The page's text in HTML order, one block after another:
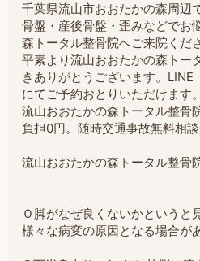
千葉県流山市おおたかの森周辺
骨盤・産後骨盤・歪みなどでお
森トータル整骨院へご来院くだ
平素より流山おおたかの森トー
きありがとうございます。
にてご予約おとりいただけます。
流山おおたかの森トータル整骨
負担0円。随時交通事故無料相談
流山おおたかの森トータル整骨
Ｏ脚がなぜ良くないかというと
様々な病変の原因となる場合が